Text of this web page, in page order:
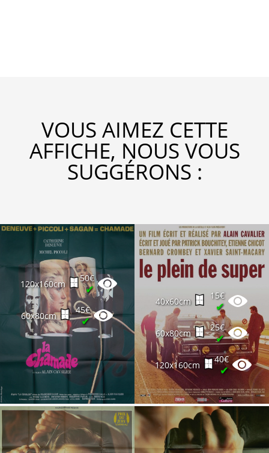
VOUS AIMEZ CETTE
AFFICHE, NOUS VOUS
SUGGÉRONS :
120x160cm
50€
✔
60x80cm
45€
✔
40x60cm
15€
✔
60x80cm
25€
✔
120x160cm
40€
✔